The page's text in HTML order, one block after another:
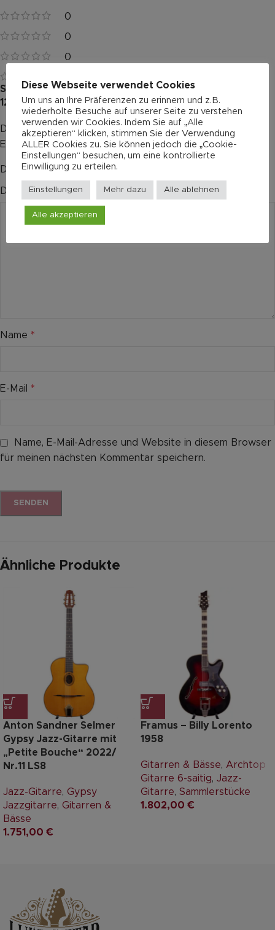
0
0
0
Schreibe die erste Bewertung für „Musima – Nashville
12 saitig“
Deine E-Mail-Adresse wird nicht veröffentlicht.
Erforderliche Felder sind mit*markiert
Deine Bewertung*
Deine Rezension*
Name *
E-Mail *
Name, E-Mail-Adresse und Website in diesem Browser
für meinen nächsten Kommentar speichern.
Alternative:
Ähnliche Produkte
Anton Sandner Selmer
Gypsy Jazz-Gitarre mit
„Petite Bouche“ 2022/
Nr.11 LS8
Jazz-Gitarre, Gypsy
Jazzgitarre, Gitarren &
Bässe
1.751,00 €
Framus – Billy Lorento
1958
Gitarren & Bässe, Archtop
Gitarre 6-saitig, Jazz-
Gitarre, Sammlerstücke
1.802,00 €
Diese Webseite verwendet Cookies
Um uns an Ihre Präferenzen zu erinnern und z.B.
wiederholte Besuche auf unserer Seite zu verstehen
verwenden wir Cookies. Indem Sie auf „Alle
akzeptieren“ klicken, stimmen Sie der Verwendung
ALLER Cookies zu. Sie können jedoch die „Cookie-
Einstellungen“ besuchen, um eine kontrollierte
Einwilligung zu erteilen.
Einstellungen Mehr dazu Alle ablehnen
Alle akzeptieren